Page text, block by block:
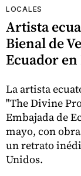
LOCALES
Artista
Bienal de
Ecuador en
La artista
"The Divine
Embajada de
mayo, con
un retrato
Unidos.